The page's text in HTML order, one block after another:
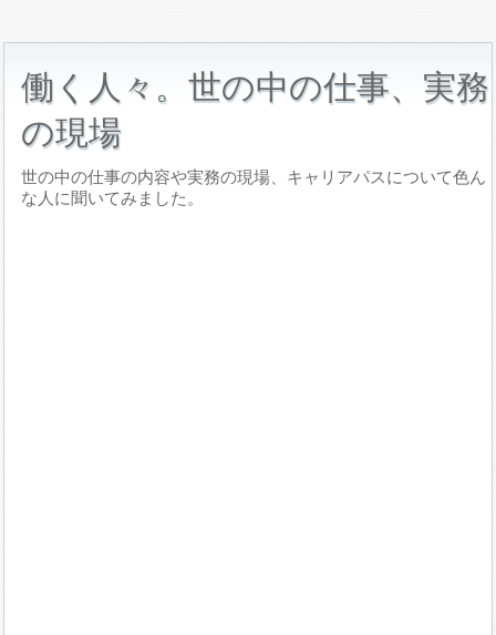
働く人々。世の中の仕事、実務
の現場
世の中の仕事の内容や実務の現場、キャリアパスについて色ん
な人に聞いてみました。